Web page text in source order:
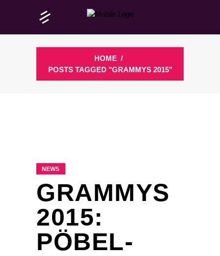
HOME /
POSTS TAGGED "GRAMMYS 2015"
NEWS
GRAMMYS
2015:
PÖBEL-